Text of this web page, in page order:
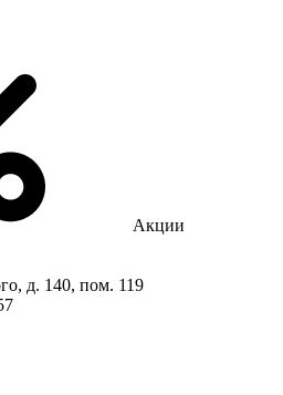
Акции
д. 140, пом. 119